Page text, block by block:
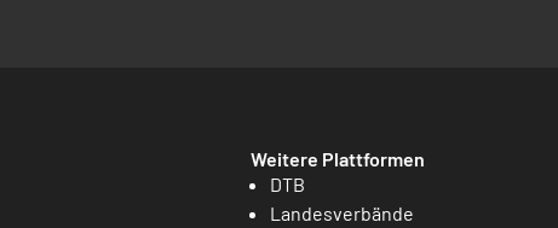
Weitere Plattformen
DTB
Landesverbände